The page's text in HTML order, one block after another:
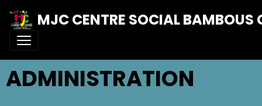
MJC CENTRE SOCIAL BAMBOUS
ADMINISTRATION